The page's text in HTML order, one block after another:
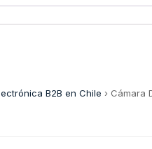
B2B en Chile › Cámara